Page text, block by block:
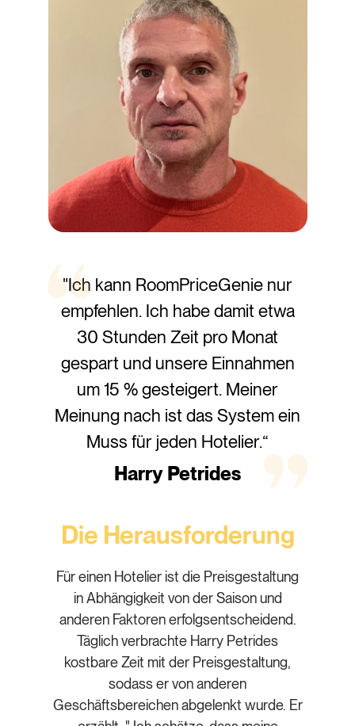
"Ich kann RoomPriceGenie nur
empfehlen. Ich habe damit etwa
30 Stunden Zeit pro Monat
gespart und unsere Einnahmen
um 15 % gesteigert. Meiner
Meinung nach ist das System ein
Muss für jeden Hotelier.“
Harry Petrides
Die Herausforderung
Für einen Hotelier ist die Preisgestaltung
in Abhängigkeit von der Saison und
anderen Faktoren erfolgsentscheidend.
Täglich verbrachte Harry Petrides
kostbare Zeit mit der Preisgestaltung,
sodass er von anderen
Geschäftsbereichen abgelenkt wurde. Er